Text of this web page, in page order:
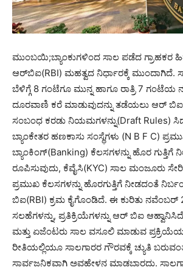
ಮುಂಬಯಿ;ಬ್ಯಾಂಕುಗಳಿಂದ ಸಾಲ ಪಡೆದ ಗ್ರಾಹಕರ
ಆರ್‌ಬಿಐ(RBI) ಮಹತ್ವದ ನಿರ್ಧಾರಕ್ಕೆ ಮುಂದಾಗಿದೆ.
ಬೆಳಿಗ್ಗೆ 8 ಗಂಟೆಗೂ ಮುನ್ನ ಹಾಗೂ ರಾತ್ರಿ 7 ಗಂಟೆಯ
ದೂರವಾಣಿ ಕರೆ ಮಾಡುವುದನ್ನು ತಡೆಯಲು ಆರ್ ಬಿಐ
ಸಂಬಂಧ ಕರಡು ನಿಯಮಗಳನ್ನು(Draft Rules)
ಬ್ಯಾಂಕೇತರ ಹಣಕಾಸು ಸಂಸ್ಥೆಗಳು (N B F C)
ಬ್ಯಾಂಕಿಂಗ್(Banking) ಕೆಲಸಗಳನ್ನು ಹೊರ ಗುತ್ತಿಗೆ
ರೂಪಿಸುವುದು, ಕೆವೈಸಿ(KYC) ಸಾಲ ಮಂಜೂರು
ಪ್ರಮುಖ ಕೆಲಸಗಳನ್ನು ಹೊರಗುತ್ತಿಗೆ ನೀಡದಂತೆ
ಬಿಐ(RBI) ಕ್ರಮ ಕೈಗೊಂಡಿದೆ. ಈ ಕುರಿತು ನವೆಂಬರ್
ಸಲಹೆಗಳನ್ನು, ಪ್ರತಿಕ್ರಿಯೆಗಳನ್ನು ಆರ್ ಬಿಐ
ಮತ್ತು ಏಜೆಂಟರು ಸಾಲ ವಸೂಲಿ ಮಾಡುವ
ರೀತಿಯಲ್ಲಿಯೂ ಸಾಲಗಾರರ ಗೌರವಕ್ಕೆ ಚ್ಯುತಿ
ಸಾರ್ವಜನಿಕವಾಗಿ ಅವಹೇಳನ ಮಾಡಬಾರದು.